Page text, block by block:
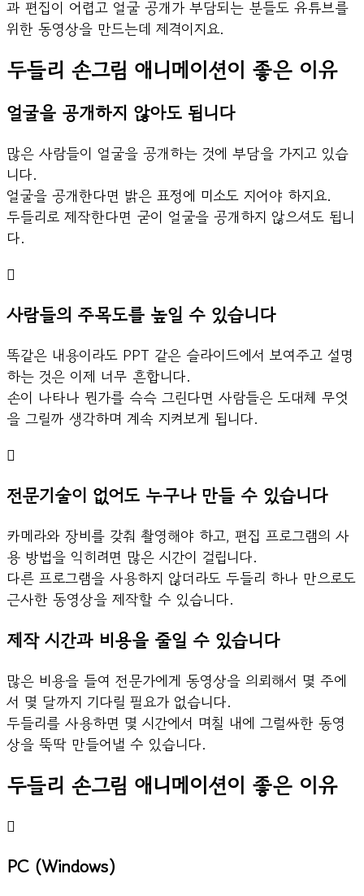
과 편집이 어렵고 얼굴 공개가 부담되는 분들도 유튜브를
위한 동영상을 만드는데 제격이지요.
두들리 손그림 애니메이션이 좋은 이유
얼굴을 공개하지 않아도 됩니다
많은 사람들이 얼굴을 공개하는 것에 부담을 가지고 있습
니다.
얼굴을 공개한다면 밝은 표정에 미소도 지어야 하지요.
두들리로 제작한다면 굳이 얼굴을 공개하지 않으셔도 됩니
다.
사람들의 주목도를 높일 수 있습니다
똑같은 내용이라도 PPT 같은 슬라이드에서 보여주고 설명
하는 것은 이제 너무 흔합니다.
손이 나타나 뭔가를 슥슥 그린다면 사람들은 도대체 무엇
을 그릴까 생각하며 계속 지켜보게 됩니다.
전문기술이 없어도 누구나 만들 수 있습니다
카메라와 장비를 갖춰 촬영해야 하고, 편집 프로그램의 사
용 방법을 익히려면 많은 시간이 걸립니다.
다른 프로그램을 사용하지 않더라도 두들리 하나 만으로도
근사한 동영상을 제작할 수 있습니다.
제작 시간과 비용을 줄일 수 있습니다
많은 비용을 들여 전문가에게 동영상을 의뢰해서 몇 주에
서 몇 달까지 기다릴 필요가 없습니다.
두들리를 사용하면 몇 시간에서 며칠 내에 그럴싸한 동영
상을 뚝딱 만들어낼 수 있습니다.
두들리 손그림 애니메이션이 좋은 이유
PC (Windows)